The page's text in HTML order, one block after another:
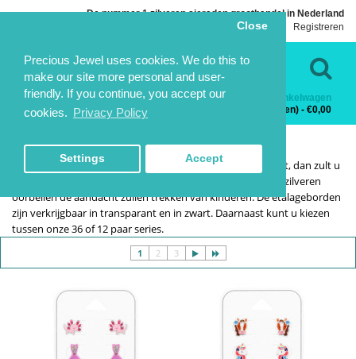
Precious Jewel uses cookies. We do this to
make our site more personal and user-
friendly. If you continue, you accept our
cookies. Privacy Policy
Close
Settings Accept
De nummer 1 zilveren sieraden groothandel in Nederland
Inloggen
Registreren
Categorieën
Winkelwagen
0 product(en) - €0,00
HOME KINDERSIERADEN KINDEREN SETS
KINDEREN SETS
Als u een winkel heeft die zich richt op de wat jongere klant, dan zult u
zien dat onze sieraden displays, compleet met onze reeks zilveren
oorbellen de aandacht zullen trekken van kinderen. De etalageborden
zijn verkrijgbaar in transparant en in zwart. Daarnaast kunt u kiezen
tussen onze 36 of 12 paar series.
1 2 3